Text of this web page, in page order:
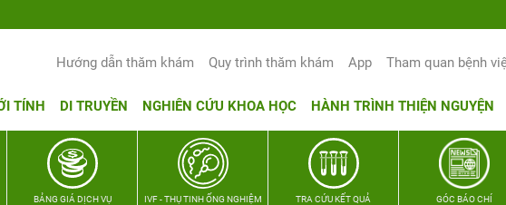
Hướng dẫn thăm khám Quy trình thăm khám App Tham quan bệnh
TÍNH DI TRUYỀN NGHIÊN CỨU KHOA HỌC HÀNH TRÌNH THIỆN NGUYỆN
BẢNG GIÁ DỊCH VỤ IVF - THỤ TINH ỐNG NGHIỆM TRA CỨU KẾT QUẢ GÓC BÁO CHÍ